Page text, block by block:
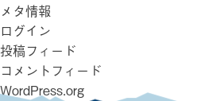
メタ情報
ログイン
投稿フィード
コメントフィード
WordPress.org